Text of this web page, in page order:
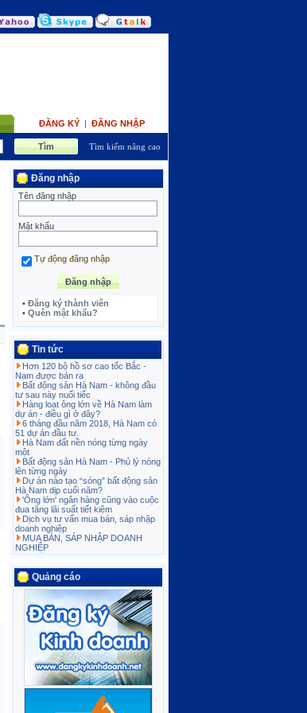
ĐĂNG KÝ | ĐĂNG NHẬP
Tìm kiếm nâng cao
Đăng nhập
Tên đăng nhập
Mật khẩu
Tự động đăng nhập
• Đăng ký thành viên
• Quên mật khẩu?
Tin tức
Hơn 120 bộ hồ sơ cao tốc Bắc -
Nam được bán ra
Bất động sản Hà Nam - không đầu
tư sau này nuối tiếc
Hàng loạt ông lớn về Hà Nam làm
dự án - điều gì ở đây?
6 tháng đầu năm 2018, Hà Nam có
51 dự án đầu tư.
Hà Nam đất nền nóng từng ngày
một
Bất động sản Hà Nam - Phủ lý nóng
lên từng ngày
Dự án nào tạo “sóng” bất động sản
Hà Nam dịp cuối năm?
'Ông lớn' ngân hàng cũng vào cuộc
đua tăng lãi suất tiết kiệm
Dịch vụ tư vấn mua bán, sáp nhập
doanh nghiệp
MUA BÁN, SÁP NHẬP DOANH
NGHIỆP
Quảng cáo